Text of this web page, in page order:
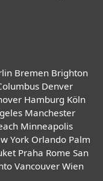
Bremen Brighton
Denver
Hamburg Köln
Manchester
Minneapolis
York Orlando Palm
Praha Rome San
Vancouver Wien